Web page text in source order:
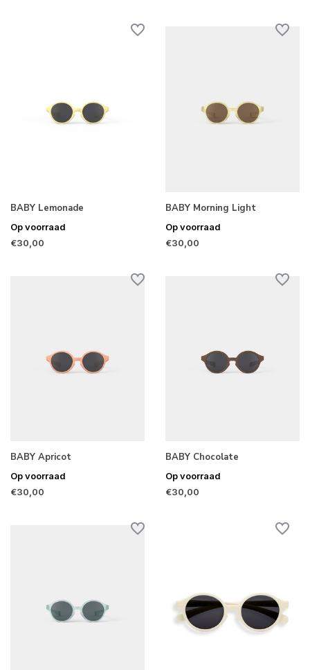
BABY Lemonade
Op voorraad
€30,00
BABY Morning Light
Op voorraad
€30,00
BABY Apricot
Op voorraad
€30,00
BABY Chocolate
Op voorraad
€30,00